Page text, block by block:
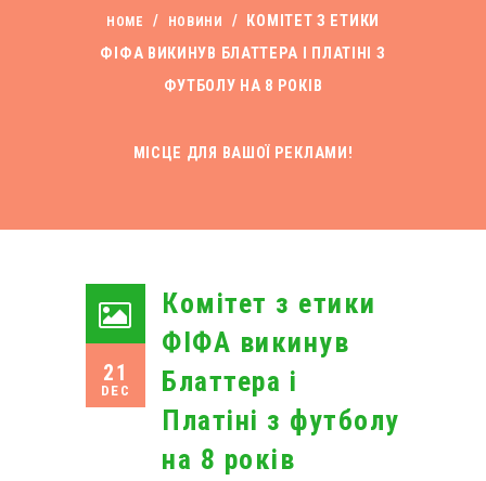
HOME / НОВИНИ /
КОМІТЕТ З ЕТИКИ
ФІФА ВИКИНУВ БЛАТТЕРА І ПЛАТІНІ З
ФУТБОЛУ НА 8 РОКІВ
МІСЦЕ ДЛЯ ВАШОЇ РЕКЛАМИ!
21
DEC
Комітет з етики
ФІФА викинув
Блаттера і
Платіні з футболу
на 8 років